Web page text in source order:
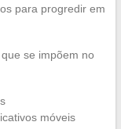
para progredir em
se impõem no
móveis